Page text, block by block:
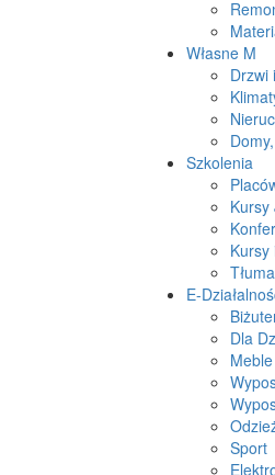
Własne M
Drzwi
Szkolenia
Kursy
Kursy
E-
Dla
Meble
Sport